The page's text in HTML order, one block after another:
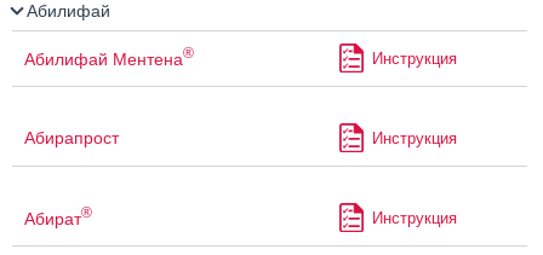
Абилифай
Абилифай Ментена® Инструкция
Абирапрост Инструкция
Абират® Инструкция